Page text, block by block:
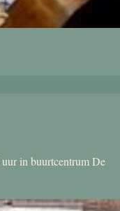
in buurtcentrum De